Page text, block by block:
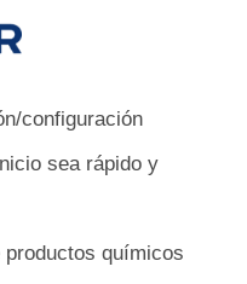
configuración
sea rápido y
químicos